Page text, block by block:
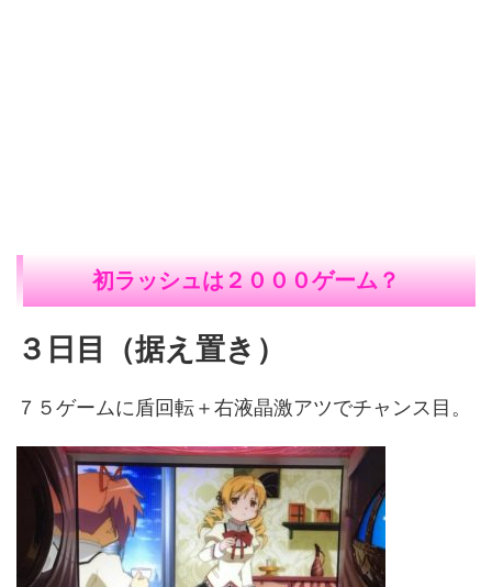
初ラッシュは２０００ゲーム？
３日目（据え置き）
７５ゲームに盾回転＋右液晶激アツでチャンス目。